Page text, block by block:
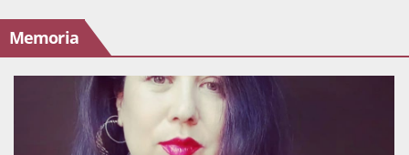
Memoria